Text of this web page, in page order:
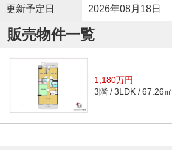
更新予定日 2026年08月18日
販売物件一覧
1,180万円
3階 3LDK 67.26㎡